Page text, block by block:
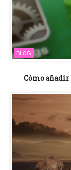
BLOG
Cómo añadir